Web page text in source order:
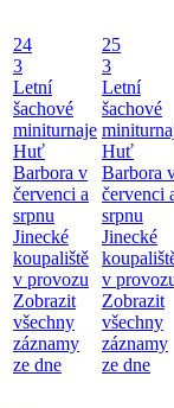
24
3
Letní
šachové
miniturnaje
Huť
Barbora v
červenci a
srpnu
Jinecké
koupaliště
v provozu
Zobrazit
všechny
záznamy
ze dne
25
3
Letní
šachové
Huť
Barbora
červenci
srpnu
Jinecké
v
Zobrazit
všechny
záznamy
ze dne